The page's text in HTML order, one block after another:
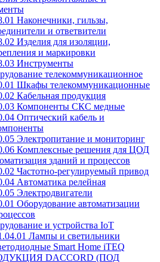
Наконечники, гильзы,
и ответвители
Изделия для изоляции,
и маркировки
Инструменты
телекоммуникационное
Шкафы телекоммуникационные
Кабельная продукция
Компоненты СКС медные
Оптический кабель и
Электропитание и мониторинг
Комплексные решения для ЦОД
зданий и процессов
Частотно-регулируемый привод
Автоматика релейная
Электродвигатели
Оборудование автоматизации
и устройства IoT
Лампы и светильники
Smart Home iTEQ
DACCORD (ПОД